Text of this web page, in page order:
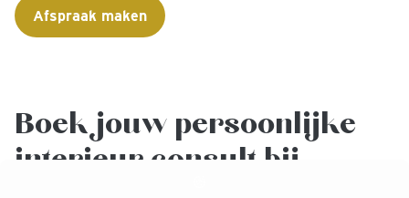
Afspraak maken
Boek jouw persoonlijke
interieur consult bij